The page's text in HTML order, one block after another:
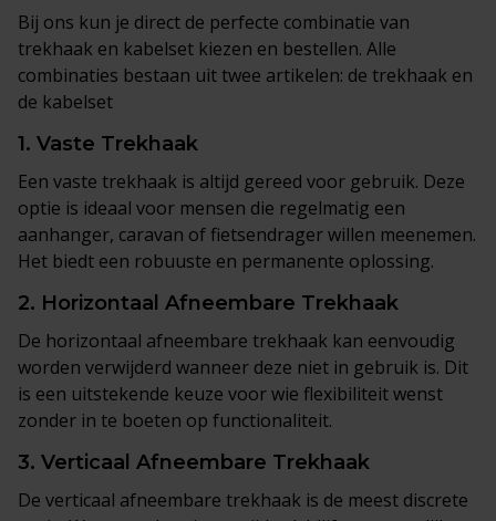
Bij ons kun je direct de perfecte combinatie van
trekhaak en kabelset kiezen en bestellen. Alle
combinaties bestaan uit twee artikelen: de trekhaak en
de kabelset
1. Vaste Trekhaak
Een vaste trekhaak is altijd gereed voor gebruik. Deze
optie is ideaal voor mensen die regelmatig een
aanhanger, caravan of fietsendrager willen meenemen.
Het biedt een robuuste en permanente oplossing.
2. Horizontaal Afneembare Trekhaak
De horizontaal afneembare trekhaak kan eenvoudig
worden verwijderd wanneer deze niet in gebruik is. Dit
is een uitstekende keuze voor wie flexibiliteit wenst
zonder in te boeten op functionaliteit.
3. Verticaal Afneembare Trekhaak
De verticaal afneembare trekhaak is de meest discrete